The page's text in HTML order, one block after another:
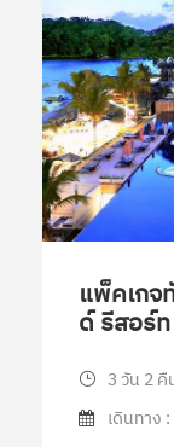
แพ็คเกจ
ด์ รีสอร์
3 วัน 2 คื
เดินทาง